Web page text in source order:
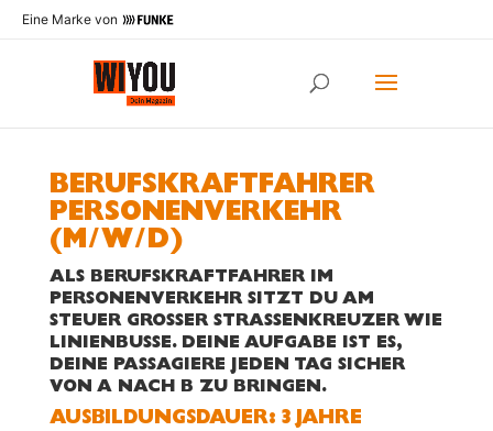
Eine Marke von
BERUFSKRAFTFAHRER
PERSONENVERKEHR
(M/W/D)
ALS BERUFSKRAFTFAHRER IM
PERSONENVERKEHR SITZT DU AM
STEUER GROSSER STRASSENKREUZER WIE LI
NIENBUSSE. DEINE AUFGABE IST ES, DE
INE PASSAGIERE JEDEN TAG SICHER VO
N A NACH B ZU BRINGEN.
AUS­BILDUNGS­DAUER: 3 JAHRE